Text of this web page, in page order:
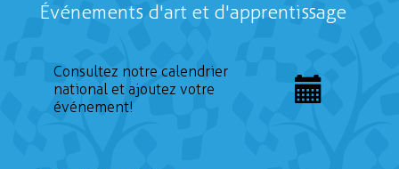
Événements d'art et d'apprentissage
Consultez notre calendrier
national et ajoutez votre
événement!